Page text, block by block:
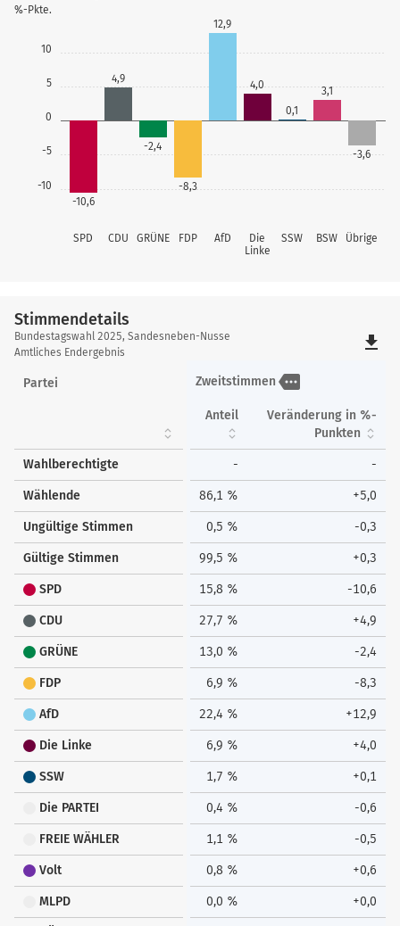
-10
-5
0
5
10
%-Pkte.
SPD CDU GRÜNE FDP AfD
Die
Linke
SSW BSW Übrige
-10,6
4,9
-2,4
-8,3
12,9
4,0
0,1
3,1
-3,6
Stimmendetails
Stimmendetails
Bundestagswahl 2025, Sandesneben-Nusse
Amtliches Endergebnis
file_download
Partei Zweitstimmen more
Anteil
Veränderung in %-
Punkten
Wahlberechtigte - -
Wählende 86,1 % +5,0
Ungültige Stimmen 0,5 % -0,3
Gültige Stimmen 99,5 % +0,3
SPD 15,8 % -10,6
CDU 27,7 % +4,9
GRÜNE 13,0 % -2,4
FDP 6,9 % -8,3
AfD 22,4 % +12,9
Die Linke 6,9 % +4,0
SSW 1,7 % +0,1
Die PARTEI 0,4 % -0,6
FREIE WÄHLER 1,1 % -0,5
Volt 0,8 % +0,6
MLPD 0,0 % +0,0